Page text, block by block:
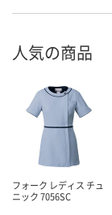
人気の商品
フォーク レディス チュ
ニック 7056SC